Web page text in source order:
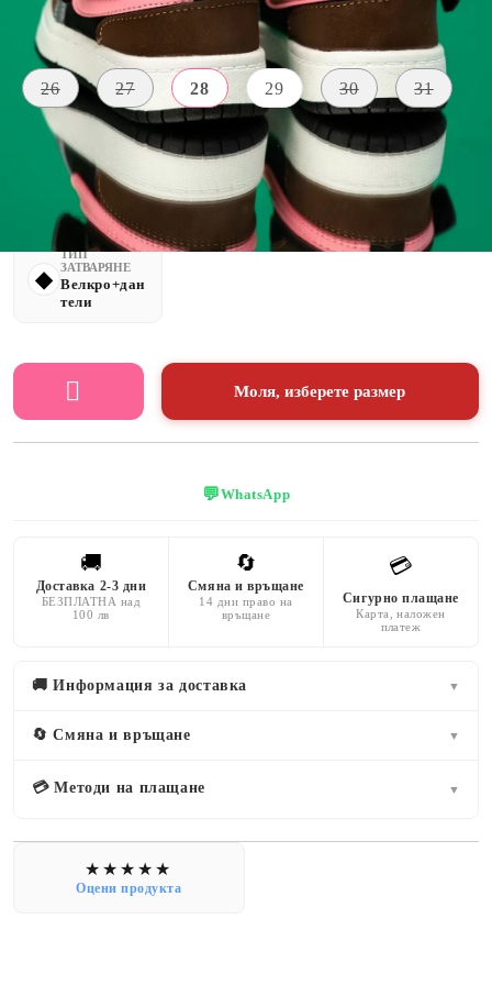
Размер: Ориентировъчни размери
26 27 28 29 30 31
ЦВЯТ
кафяв
МАТЕРИАЛ
Екологична
кожа
ВИСОЧИНА
ПОДМЕТКАТА
ТИП
ЗАТВАРЯНЕ
Велкро+дан
тели
Моля, изберете размер
💬WhatsApp
🚚
Доставка 2-3 дни
БЕЗПЛАТНА над
100 лв
🔄
Смяна и връщане
14 дни право на
връщане
💳
Сигурно плащане
Карта, наложен
платеж
🚚 Информация за доставка ▼
🔄 Смяна и връщане ▼
💳 Методи на плащане ▼
Оцени продукта